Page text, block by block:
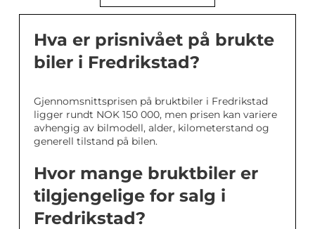
Hva er prisnivået på brukte
biler i Fredrikstad?
Gjennomsnittsprisen på bruktbiler i Fredrikstad
ligger rundt NOK 150 000, men prisen kan variere
avhengig av bilmodell, alder, kilometerstand og
generell tilstand på bilen.
Hvor mange bruktbiler er
tilgjengelige for salg i
Fredrikstad?